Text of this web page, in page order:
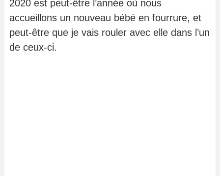
2020 est peut-être l’année où nous
accueillons un nouveau bébé en fourrure, et
peut-être que je vais rouler avec elle dans l’un
de ceux-ci.